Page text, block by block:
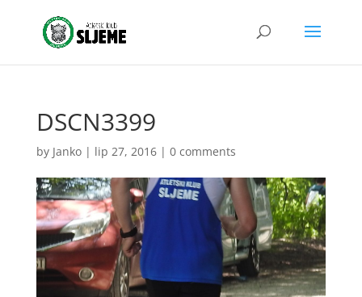
DSCN3399
by Janko| lip 27, 2016| 0 comments